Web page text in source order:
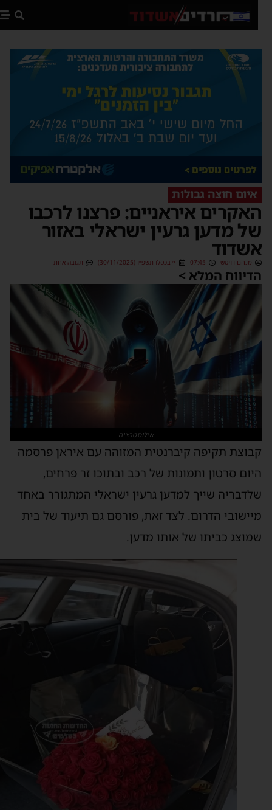
איום חוצה גבולות
איראניים: פרצנו לרכבו
מדען גרעין ישראלי באזור
מנחם דויטש 07:45 י׳ בכסלו תשפ״ו (30/11/2025) תגובה אחת
המלא >
אילוסטרציה
תקיפה קיברנטית המזוהה עם איראן פרסמה
סרטון ותמונות של רכב ובתוכו זר פרחים,
שייך למדען גרעין ישראלי המתגורר באחד
הדרום. לצד זאת, פורסם גם תיעוד של בית
כביתו של אותו מדען.